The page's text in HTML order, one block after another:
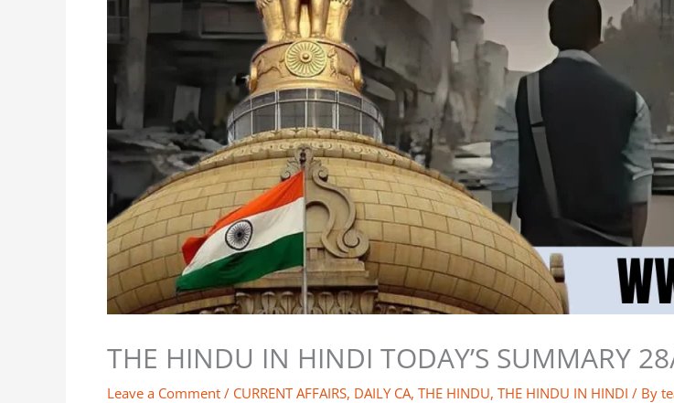
THE HINDU IN HINDI TODAY’S SUMMARY
Leave a Comment / CURRENT AFFAIRS, DAILY CA, THE HINDU, THE HINDU IN HINDI / By